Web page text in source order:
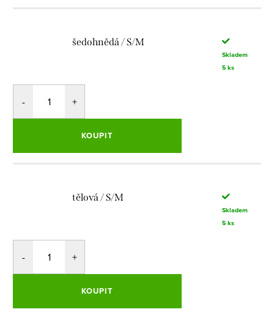
šedohnědá / S/M
Skladem
5 ks
KOUPIT
tělová / S/M
Skladem
5 ks
KOUPIT